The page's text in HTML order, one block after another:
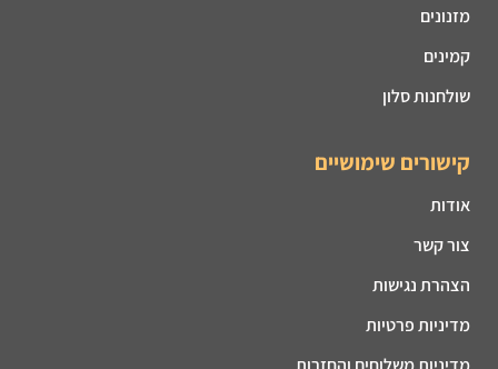
מזנונים
קמינים
שולחנות סלון
קישורים שימושיים
אודות
צור קשר
הצהרת נגישות
מדיניות פרטיות